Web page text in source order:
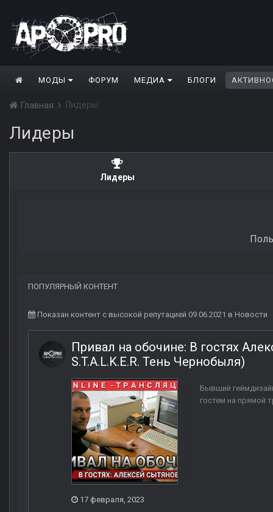
МОДЫ ФОРУМ МЕДИА БЛОГИ
Главная Лидеры
Лидеры
Лидеры
ПОПУЛЯРНЫЙ КОНТЕНТ
Показан контент с высокой репутацией 09.06.2021 в Новости
Привал на обочине: В гостях
S.T.A.L.K.E.R. Тень Чернобыля)
Бывший
гостем на прямой
17 февраля, 2023